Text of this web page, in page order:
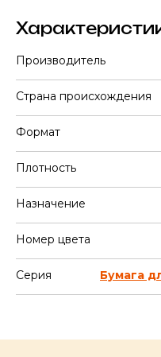
Производитель
Страна происхождения
Формат
Плотность
Назначение
Номер цвета
Серия Бумага